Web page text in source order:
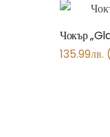
Чокър
135.99лв. (